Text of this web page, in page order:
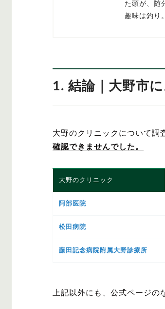
た頭が、随
趣味は釣り。
1. 結論｜大野市
大野のクリニックについて調
確認できませんでした。
大野のクリニック
阿部医院
松田病院
藤田記念病院附属大野診療所
上記以外にも、公式ページ